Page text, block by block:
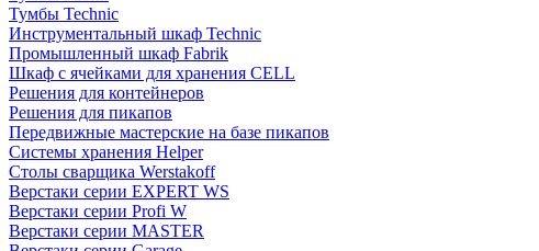
Тумбы Technic
Инструментальный шкаф Technic
Промышленный шкаф Fabrik
Шкаф с ячейками для хранения CELL
Решения для контейнеров
Решения для пикапов
Передвижные мастерские на базе пикапов
Системы хранения Helper
Столы сварщика Werstakoff
Верстаки серии EXPERT WS
Верстаки серии Profi W
Верстаки серии MASTER